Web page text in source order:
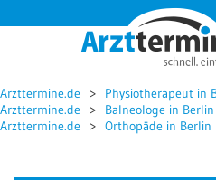
Arzttermine.de Physiotherapeut in
Arzttermine.de
Balneologe in Berlin
Arzttermine.de
Orthopäde in Berlin